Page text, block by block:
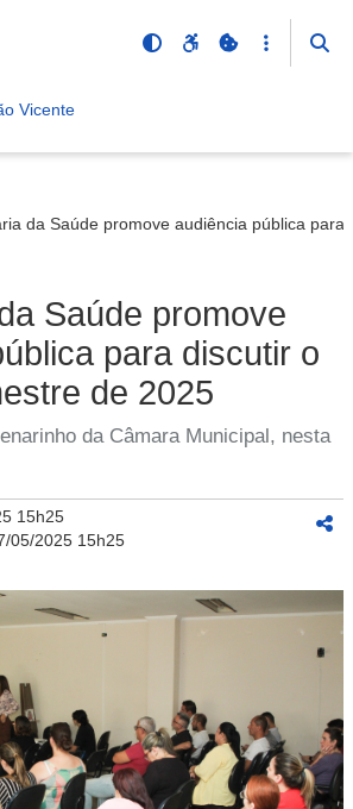
Vicente
da Saúde promove audiência pública para
Saúde promove
para discutir o
de 2025
da Câmara Municipal, nesta
15h25
05/2025 15h25